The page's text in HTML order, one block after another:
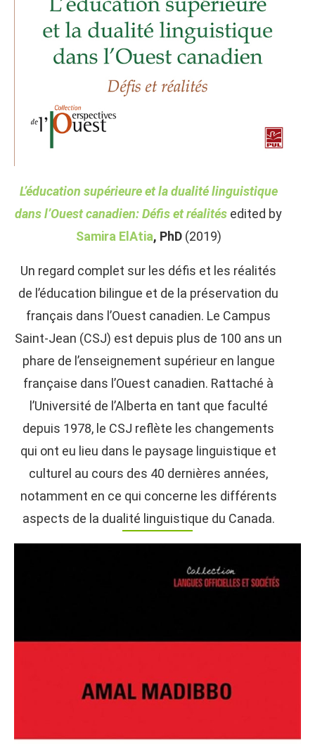
L’éducation supérieure et la dualité linguistique
dans l’Ouest canadien: Défis et réalités edited by
Samira ElAtia, PhD(2019)
Un regard complet sur les défis et les réalités
de l’éducation bilingue et de la préservation du
français dans l’Ouest canadien. Le Campus
Saint-Jean (CSJ) est depuis plus de 100 ans un
phare de l’enseignement supérieur en langue
française dans l’Ouest canadien. Rattaché à
l’Université de l’Alberta en tant que faculté
depuis 1978, le CSJ reflète les changements
qui ont eu lieu dans le paysage linguistique et
culturel au cours des 40 dernières années,
notamment en ce qui concerne les différents
aspects de la dualité linguistique du Canada.